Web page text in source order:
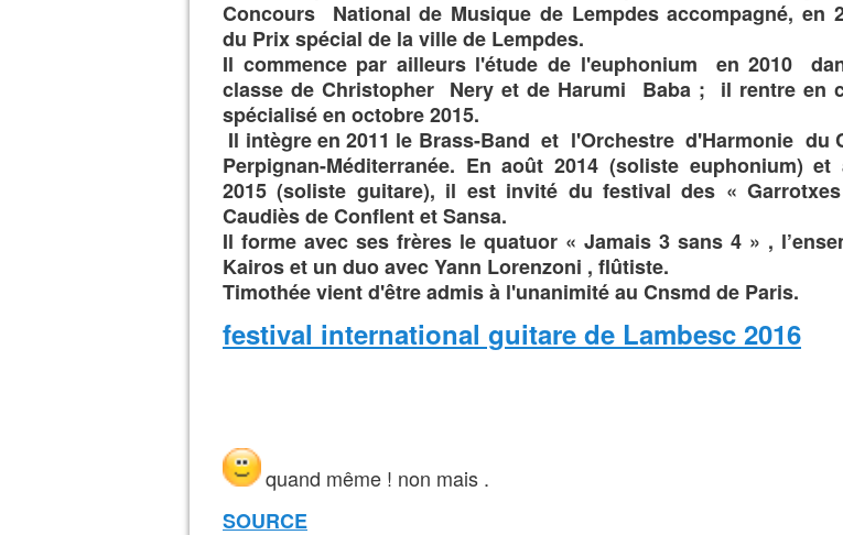
Concours National de Musique de Lempdes accompagné, en
du Prix spécial de la ville de Lempdes.
Il commence par ailleurs l'étude de l'euphonium en 2010
classe de Christopher Nery et de Harumi Baba ; il rentre en
spécialisé en octobre 2015.
Il intègre en 2011 le Brass-Band et l'Orchestre d'Harmonie du
Perpignan-Méditerranée. En août 2014 (soliste euphonium) et
2015 (soliste guitare), il est invité du festival des «
Caudiès de Conflent et Sansa.
Il forme avec ses frères le quatuor « Jamais 3 sans 4 » ,
Kairos et un duo avec Yann Lorenzoni , flûtiste.
Timothée vient d'être admis à l'unanimité au Cnsmd de Paris.
festival international guitare de Lambesc 2016
quand même ! non mais .
SOURCE